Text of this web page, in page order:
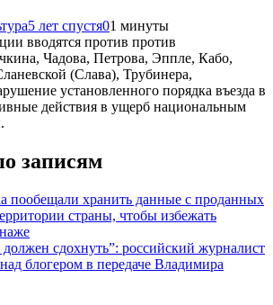
5 лет спустя01 минуты
вводятся против против
Чадова, Петрова, Эппле, Кабо,
(Слава), Трубинера,
установленного порядка въезда в
действия в ущерб национальным
записям
пообещали хранить данные с проданных
страны, чтобы избежать
должен сдохнуть”: российский журналист
блогером в передаче Владимира